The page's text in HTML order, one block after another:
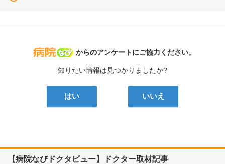
病院なび
からのアンケートにご協力ください。
知りたい情報は見つかりましたか?
はい いいえ
【病院なびドクタビュー】ドクター取材記事